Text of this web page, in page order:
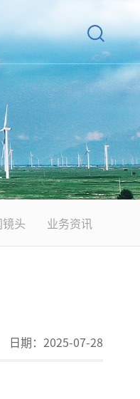
头 业务资讯
日期： 2025-07-28